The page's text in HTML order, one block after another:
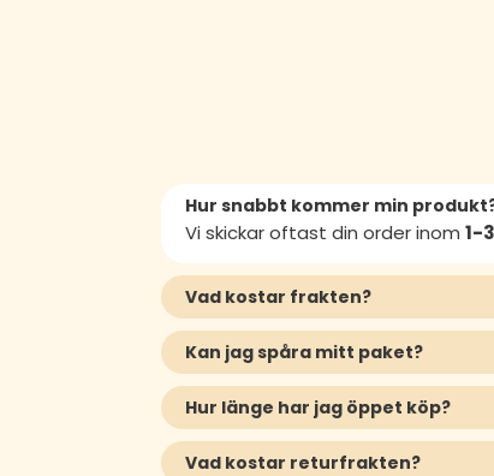
Hur snabbt kommer min
Vi skickar oftast din order inom1-
Vad kostar frakten?
Kan jag spåra mitt paket?
Hur länge har jag öppet köp?
Vad kostar returfrakten?